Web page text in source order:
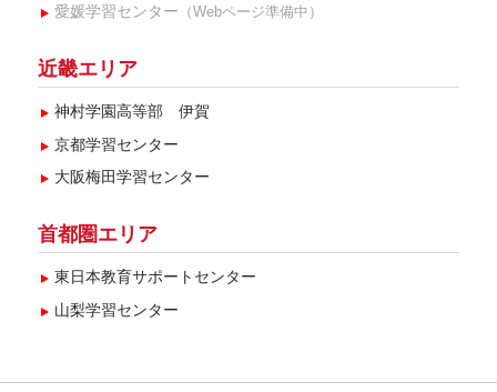
愛媛学習センター （Webページ準備中）
近畿エリア
神村学園高等部 伊賀
京都学習センター
大阪梅田学習センター
首都圏エリア
東日本教育サポートセンター
山梨学習センター